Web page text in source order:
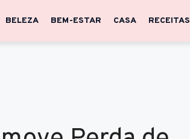
BELEZA BEM-ESTAR CASA RECEITAS